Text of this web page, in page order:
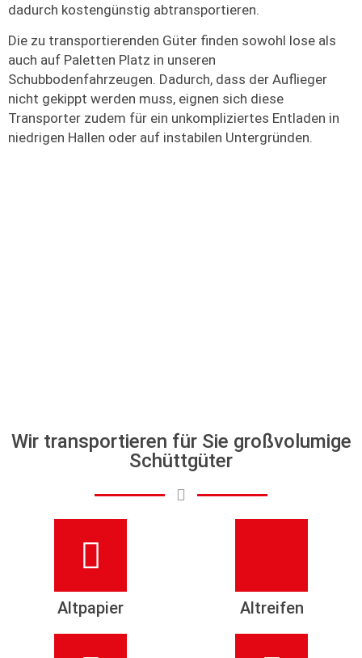
dadurch kostengünstig abtransportieren.
Die zu transportierenden Güter finden sowohl lose als
auch auf Paletten Platz in unseren
Schubbodenfahrzeugen. Dadurch, dass der Auflieger
nicht gekippt werden muss, eignen sich diese
Transporter zudem für ein unkompliziertes Entladen in
niedrigen Hallen oder auf instabilen Untergründen.
Wir transportieren für Sie großvolumige
Schüttgüter
Altpapier Altreifen